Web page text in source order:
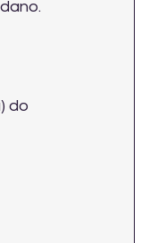
do